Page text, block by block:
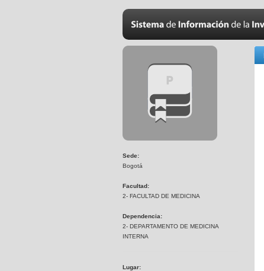
Sede:
Bogotá
Facultad:
2- FACULTAD DE MEDICINA
Dependencia:
2- DEPARTAMENTO DE MEDICINA
INTERNA
Lugar: